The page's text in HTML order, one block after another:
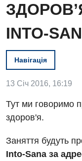
Вакансії
Заходи БПР
Інтернатура
Енциклопедія
Програма
Діагностика
Ангіографічні
Діагностичне
Ендоскопічне
Відділ госпіталізації
Відділення
INTO-
Навігація
13 Січ 2016, 16:19
Тут ми говоримо
здоров'я.
Заняття будуть
Into-Sana за